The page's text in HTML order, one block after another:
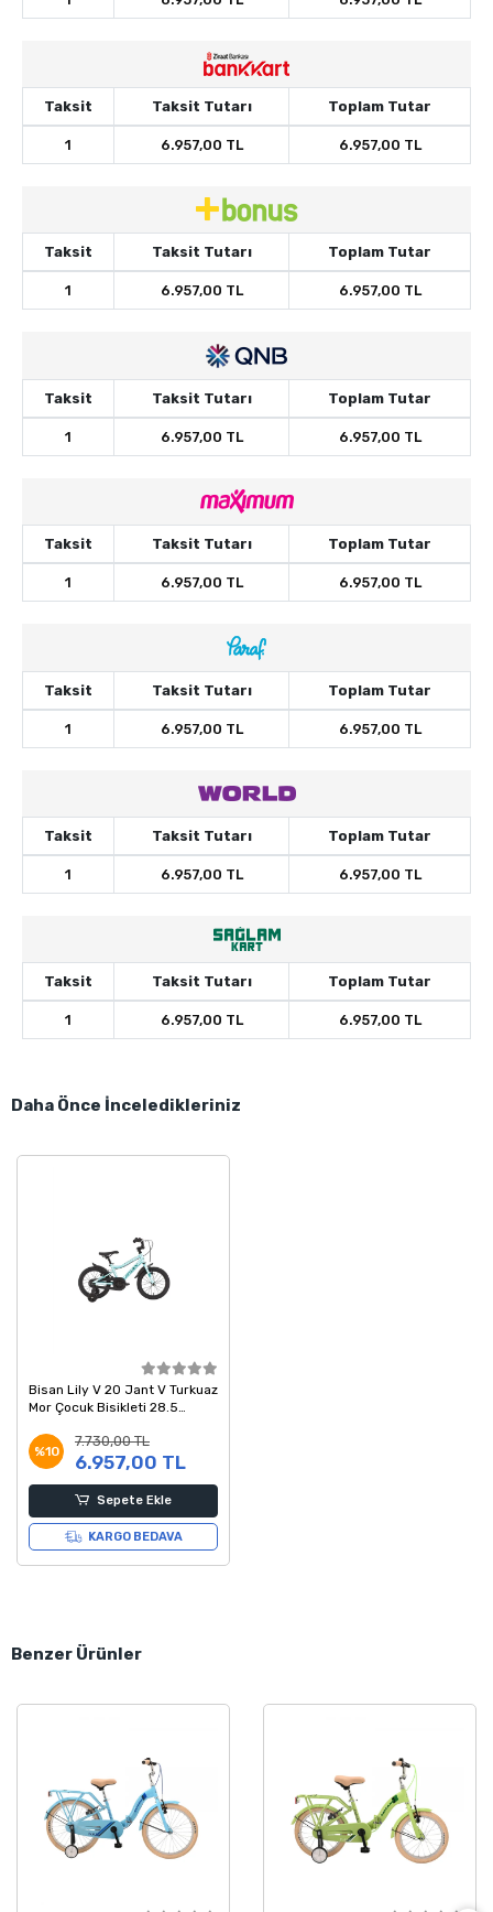
Taksit Taksit Tutarı Toplam Tutar
1 6.957,00 TL 6.957,00 TL
Taksit Taksit Tutarı Toplam Tutar
1 6.957,00 TL 6.957,00 TL
Taksit Taksit Tutarı Toplam Tutar
1 6.957,00 TL 6.957,00 TL
Taksit Taksit Tutarı Toplam Tutar
1 6.957,00 TL 6.957,00 TL
Taksit Taksit Tutarı Toplam Tutar
1 6.957,00 TL 6.957,00 TL
Taksit Taksit Tutarı Toplam Tutar
1 6.957,00 TL 6.957,00 TL
Taksit Taksit Tutarı Toplam Tutar
1 6.957,00 TL 6.957,00 TL
Daha Önce İnceledikleriniz
Bisan Lily V 20 Jant V Turkuaz
Mor Çocuk Bisikleti 28.5
%10
7.730,00 TL
6.957,00 TL
Sepete Ekle
KARGO BEDAVA
Benzer Ürünler